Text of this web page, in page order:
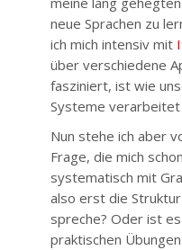
neue Sprachen zu
ich mich intensiv mit
über verschiedene
fasziniert, ist wie
Systeme
Nun stehe ich aber
Frage, die mich
systematisch mit
also erst die
spreche? Oder ist
praktischen